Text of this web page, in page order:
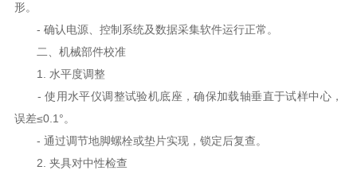
形。
- 确认电源、控制系统及数据采集软件运行正常。
二、机械部件校准
1. 水平度调整
- 使用水平仪调整试验机底座，确保加载轴垂直于试样中心，
误差≤0.1°。
- 通过调节地脚螺栓或垫片实现，锁定后复查。
2. 夹具对中性检查